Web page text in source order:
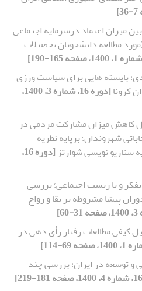
میزان اعتماد درسرمایه اجتماعی
مطالعه دانشجویان تحصیلات
بایسته هایی برای سیاست ورزی
کرونا
[دوره 16، شماره 3، 1400،
کاهش میزان مشارکت مردمی در
انتخاباتی شهروندان؛ برپایه نظریه
نویسی شوارتز
[دوره 16،
و یا زیست اجتماعی؛ بررسی
پیشا مشروطه بر بقا و رواج
کیفی مطالعات رفتار رأی دهی در
و توسعه در ایران؛ بررسی چند